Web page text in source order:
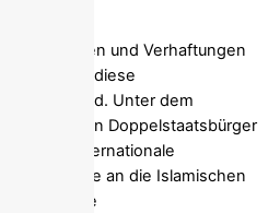
Anklagen und Verhaftungen
wie tief diese
sind. Unter dem
nutzen Doppelstaatsbürger
internationale
Technologie an die Islamischen
die iranische